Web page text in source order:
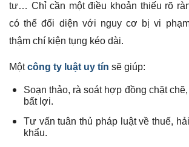
tư… Chỉ cần một điều khoản thiếu rõ
có thể đối diện với nguy cơ bị vi
thậm chí kiện tụng kéo dài.
Mộtcông ty luật uy tín sẽ giúp:
Soạn thảo, rà soát hợp đồng chặt
bất lợi.
Tư vấn tuân thủ pháp luật về thuế,
khẩu.